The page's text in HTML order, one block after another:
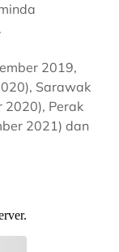
2019,
Sarawak
2020), Perak
2021) dan